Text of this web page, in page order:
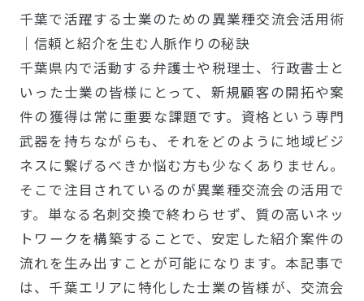
千葉で活躍する士業のための異業種交流会活用術
｜信頼と紹介を生む人脈作りの秘訣
千葉県内で活動する弁護士や税理士、行政書士と
いった士業の皆様にとって、新規顧客の開拓や案
件の獲得は常に重要な課題です。資格という専門
武器を持ちながらも、それをどのように地域ビジ
ネスに繋げるべきか悩む方も少なくありません。
そこで注目されているのが異業種交流会の活用で
す。単なる名刺交換で終わらせず、質の高いネッ
トワークを構築することで、安定した紹介案件の
流れを生み出すことが可能になります。本記事で
は、千葉エリアに特化した士業の皆様が、交流会